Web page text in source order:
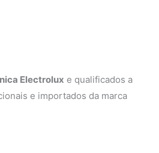
Electrolux e qualificados a
e importados da marca